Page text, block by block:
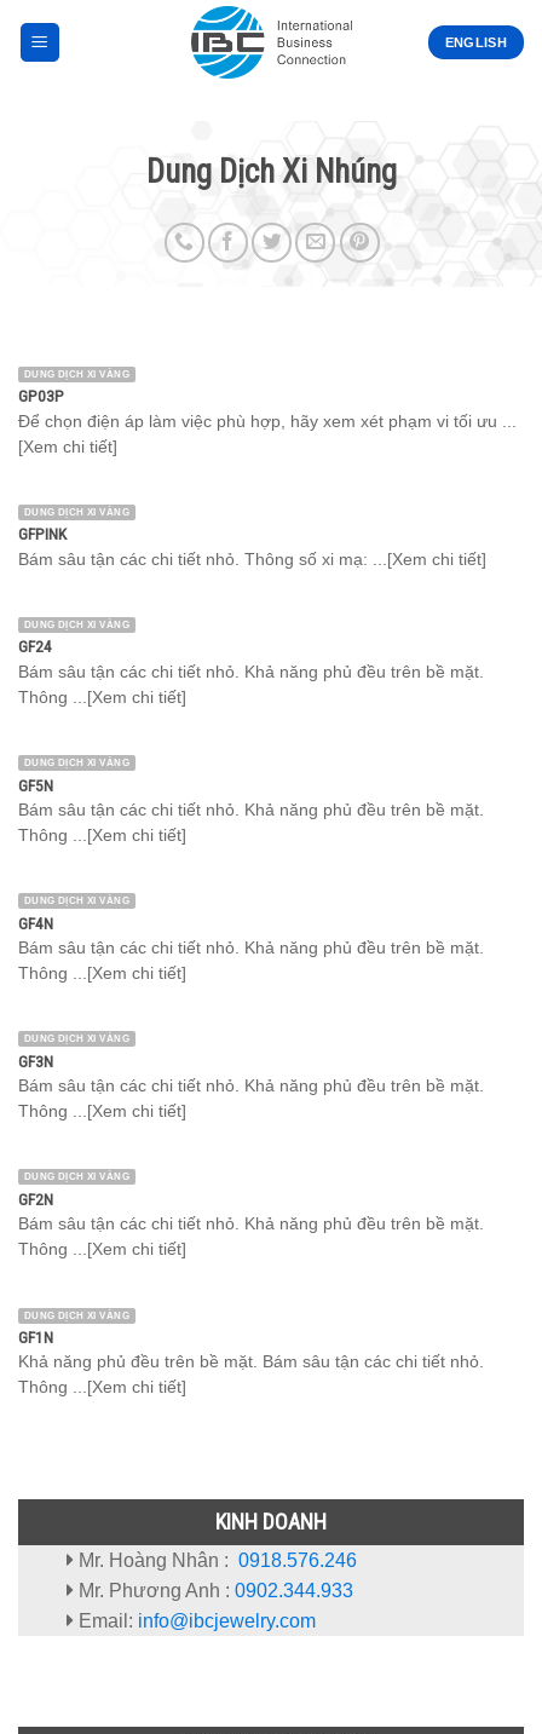
ENGLISH
Dung Dịch Xi Nhúng
DUNG DỊCH XI VÀNG
GP03P
Để chọn điện áp làm việc phù hợp, hãy xem xét phạm vi tối ưu ...
[Xem chi tiết]
DUNG DỊCH XI VÀNG
GFPINK
Bám sâu tận các chi tiết nhỏ. Thông số xi mạ: ...[Xem chi tiết]
DUNG DỊCH XI VÀNG
GF24
Bám sâu tận các chi tiết nhỏ. Khả năng phủ đều trên bề mặt.
Thông ...[Xem chi tiết]
DUNG DỊCH XI VÀNG
GF5N
Bám sâu tận các chi tiết nhỏ. Khả năng phủ đều trên bề mặt.
Thông ...[Xem chi tiết]
DUNG DỊCH XI VÀNG
GF4N
Bám sâu tận các chi tiết nhỏ. Khả năng phủ đều trên bề mặt.
Thông ...[Xem chi tiết]
DUNG DỊCH XI VÀNG
GF3N
Bám sâu tận các chi tiết nhỏ. Khả năng phủ đều trên bề mặt.
Thông ...[Xem chi tiết]
DUNG DỊCH XI VÀNG
GF2N
Bám sâu tận các chi tiết nhỏ. Khả năng phủ đều trên bề mặt.
Thông ...[Xem chi tiết]
DUNG DỊCH XI VÀNG
GF1N
Khả năng phủ đều trên bề mặt. Bám sâu tận các chi tiết nhỏ.
Thông ...[Xem chi tiết]
KINH DOANH
Mr. Hoàng Nhân : 0918.576.246
Mr. Phương Anh : 0902.344.933
Email: info@ibcjewelry.com